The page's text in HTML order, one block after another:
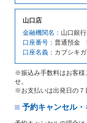
予約申込金を返
原因が、当社の
第５項の予約の
の予約申込金を
第６条（免責）
当社及び借受人
が締結されなか
に定める場合を
とします。
第３章／貸
山口店
金融機関名： 山口銀
口座番号： 普通預金
口座名義： カブシキ
※振込み手数料はお客様
せ。
※お支払いは出発日の７
予約キャンセル